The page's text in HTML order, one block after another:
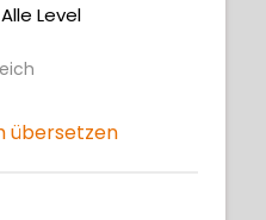
Alle Level
übersetzen